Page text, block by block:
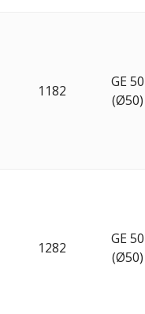
1182
GE 50
(Ø50)
1282
GE 50
(Ø50)